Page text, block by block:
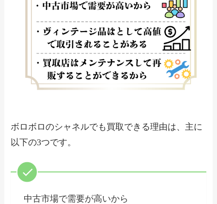
ボロボロのシャネルでも買取できる理由は、主に
以下の3つです。
中古市場で需要が高いから